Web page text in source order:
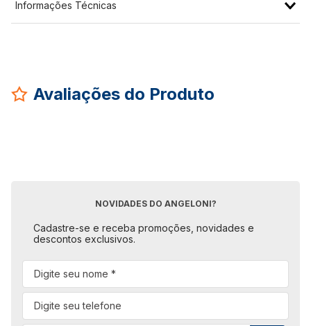
Informações Técnicas
Avaliações do Produto
NOVIDADES DO ANGELONI?
Cadastre-se e receba promoções, novidades e
descontos exclusivos.